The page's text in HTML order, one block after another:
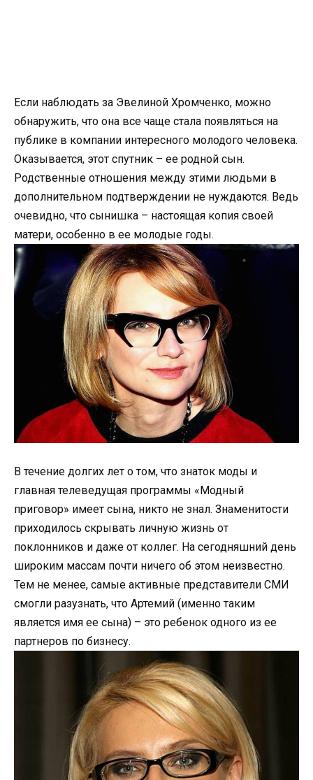
Если наблюдать за Эвелиной Хромченко, можно
обнаружить, что она все чаще стала появляться на
публике в компании интересного молодого человека.
Оказывается, этот спутник – ее родной сын.
Родственные отношения между этими людьми в
дополнительном подтверждении не нуждаются. Ведь
очевидно, что сынишка – настоящая копия своей
матери, особенно в ее молодые годы.
В течение долгих лет о том, что знаток моды и
главная телеведущая программы «Модный
приговор» имеет сына, никто не знал. Знаменитости
приходилось скрывать личную жизнь от
поклонников и даже от коллег. На сегодняшний день
широким массам почти ничего об этом неизвестно.
Тем не менее, самые активные представители СМИ
смогли разузнать, что Артемий (именно таким
является имя ее сына) – это ребенок одного из ее
партнеров по бизнесу.